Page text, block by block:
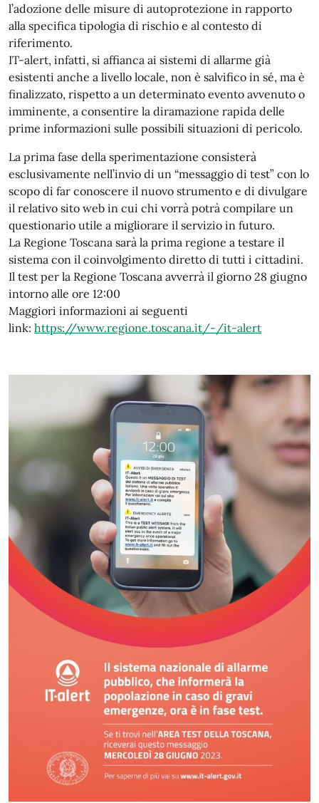
l’adozione delle misure di autoprotezione in rapporto
alla specifica tipologia di rischio e al contesto di
riferimento.
IT-alert, infatti, si affianca ai sistemi di allarme già
esistenti anche a livello locale, non è salvifico in sé, ma è
finalizzato, rispetto a un determinato evento avvenuto o
imminente, a consentire la diramazione rapida delle
prime informazioni sulle possibili situazioni di pericolo.
La prima fase della sperimentazione consisterà
esclusivamente nell’invio di un “messaggio di test” con lo
scopo di far conoscere il nuovo strumento e di divulgare
il relativo sito web in cui chi vorrà potrà compilare un
questionario utile a migliorare il servizio in futuro.
La Regione Toscana sarà la prima regione a testare il
sistema con il coinvolgimento diretto di tutti i cittadini.
Il test per la Regione Toscana avverrà il giorno 28 giugno
intorno alle ore 12:00
Maggiori informazioni ai seguenti
link: https://www.regione.toscana.it/-/it-alert